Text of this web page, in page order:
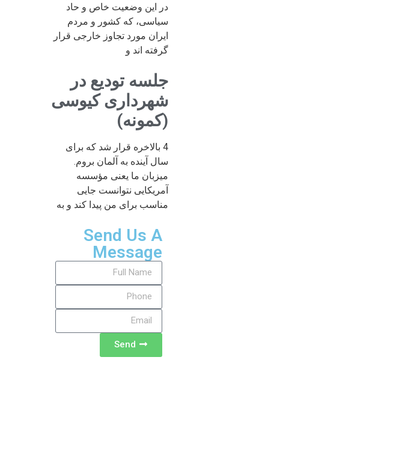
در این وضعیت خاص و حاد
سیاسی، که کشور و مردم
ایران مورد تجاوز خارجی قرار
گرفته اند و
جلسه تودیع در
شهرداری کیوسی
(کمونه)
4 بالاخره قرار شد که برای
سال آینده به آلمان بروم.
میزبان ما یعنی مؤسسه
آمریکایی نتوانست جایی
مناسب برای من پیدا کند و به
Send Us A
Message
Send